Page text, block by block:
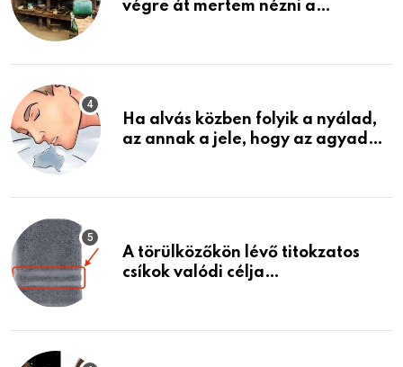
végre át mertem nézni a
életemet
Ha alvás közben folyik a nyálad,
az annak a jele, hogy az agyad…
A törülközőkön lévő titokzatos
csíkok valódi célja…